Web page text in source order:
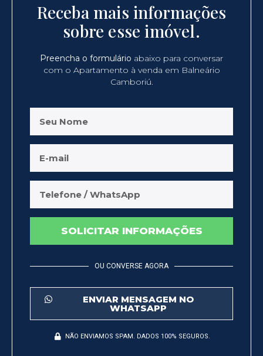
Receba mais informações
sobre esse imóvel.
Preencha o formulário abaixo para conversar
com o Apartamento à venda em Balneário
Camboriú.
SOLICITAR INFORMAÇÕES
OU CONVERSE AGORA
ENVIAR MENSAGEM NO
WHATSAPP
NÃO ENVIAMOS SPAM. DADOS 100% SEGUROS.